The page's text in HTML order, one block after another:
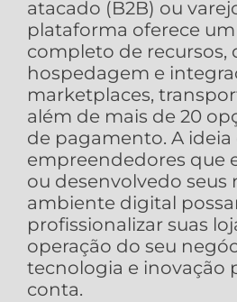
atacado (B2B) ou
plataforma oferece
completo de recursos,
hospedagem e
marketplaces,
além de mais de 20
de pagamento. A ideia
empreendedores que
ou desenvolvedo seus
ambiente digital
profissionalizar suas
operação do seu
tecnologia e inovação
conta.